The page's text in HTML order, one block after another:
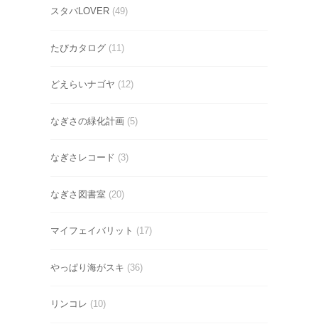
スタバLOVER (49)
たびカタログ (11)
どえらいナゴヤ (12)
なぎさの緑化計画 (5)
なぎさレコード (3)
なぎさ図書室 (20)
マイフェイバリット (17)
やっぱり海がスキ (36)
リンコレ (10)